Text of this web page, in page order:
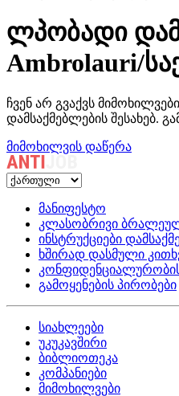
ლპობადი
Ambrolauri/
ჩვენ არ გვაქვს
დამსაქმებლების შესახებ.
მიმოხილვის დაწერა
მანიფესტო
კლასობრივი
ინსტრუქციები
ხშირად დასმული
გამოყენების პირობები
სიახლეები
უკუკავშირი
ბიბლიოთეკა
კომპანიები
მიმოხილვები